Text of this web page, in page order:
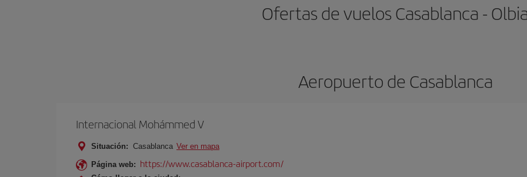
Ofertas de vuelos Casablanca -
Aeropuerto de Casablanca
Internacional Mohámmed V
Situación: Casablanca Ver en mapa
Página web: https://www.casablanca-airport.com/